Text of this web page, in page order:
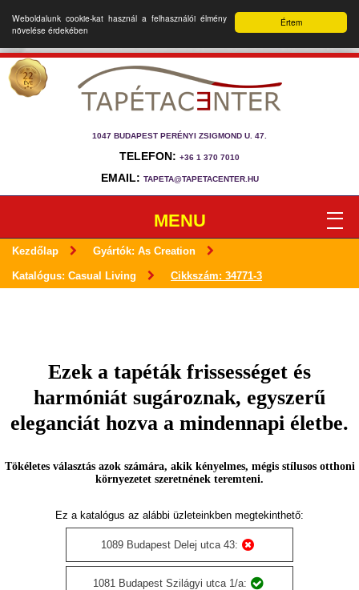
Értem
Weboldalunk cookie-kat használ a felhasználói élmény
növelése érdekében
1047 BUDAPEST PERÉNYI ZSIGMOND U. 47.
TELEFON: +36 1 370 7010
EMAIL: TAPETA@TAPETACENTER.HU
MENU
Kezdőlap Gyártók: As Creation
Katalógus: Casual Living Cikkszám: 34771-3
Ezek a tapéták frissességet és
harmóniát sugároznak, egyszerű
eleganciát hozva a mindennapi életbe.
Tökéletes választás azok számára, akik kényelmes, mégis stílusos otthoni
környezetet szeretnének teremteni.
Ez a katalógus az alábbi üzleteinkben megtekinthető:
1089 Budapest Delej utca 43:
1081 Budapest Szilágyi utca 1/a: